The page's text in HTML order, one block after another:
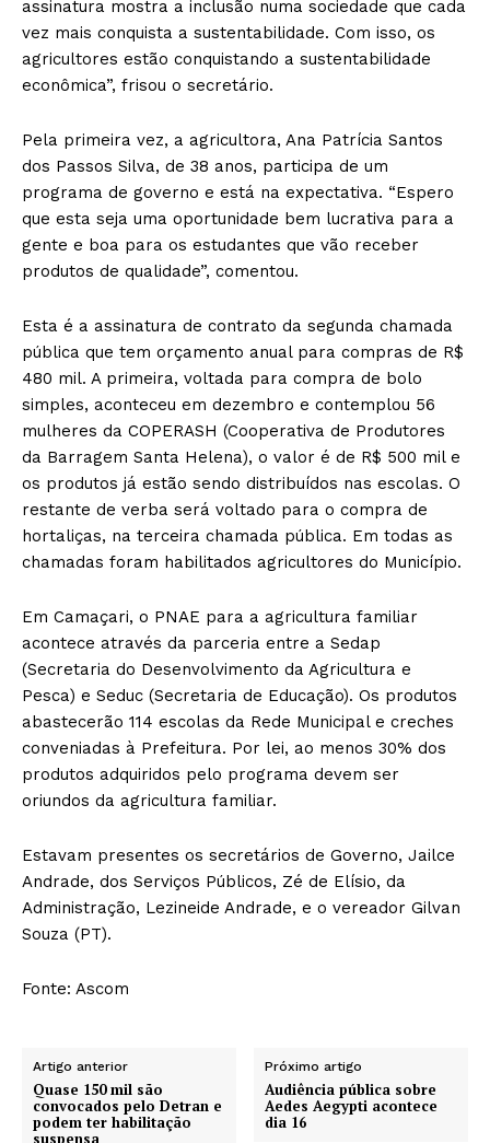
assinatura mostra a inclusão numa sociedade que cada
vez mais conquista a sustentabilidade. Com isso, os
agricultores estão conquistando a sustentabilidade
econômica”, frisou o secretário.
Pela primeira vez, a agricultora, Ana Patrícia Santos
dos Passos Silva, de 38 anos, participa de um
programa de governo e está na expectativa. “Espero
que esta seja uma oportunidade bem lucrativa para a
gente e boa para os estudantes que vão receber
produtos de qualidade”, comentou.
Esta é a assinatura de contrato da segunda chamada
pública que tem orçamento anual para compras de R$
480 mil. A primeira, voltada para compra de bolo
simples, aconteceu em dezembro e contemplou 56
mulheres da COPERASH (Cooperativa de Produtores
da Barragem Santa Helena), o valor é de R$ 500 mil e
os produtos já estão sendo distribuídos nas escolas. O
restante de verba será voltado para o compra de
hortaliças, na terceira chamada pública. Em todas as
chamadas foram habilitados agricultores do Município.
Em Camaçari, o PNAE para a agricultura familiar
acontece através da parceria entre a Sedap
(Secretaria do Desenvolvimento da Agricultura e
Pesca) e Seduc (Secretaria de Educação). Os produtos
abastecerão 114 escolas da Rede Municipal e creches
conveniadas à Prefeitura. Por lei, ao menos 30% dos
produtos adquiridos pelo programa devem ser
oriundos da agricultura familiar.
Estavam presentes os secretários de Governo, Jailce
Andrade, dos Serviços Públicos, Zé de Elísio, da
Administração, Lezineide Andrade, e o vereador Gilvan
Souza (PT).
Fonte: Ascom
Artigo anterior
Quase 150 mil são
convocados pelo Detran e
podem ter habilitação
suspensa
Próximo artigo
Audiência pública sobre
Aedes Aegypti acontece
dia 16